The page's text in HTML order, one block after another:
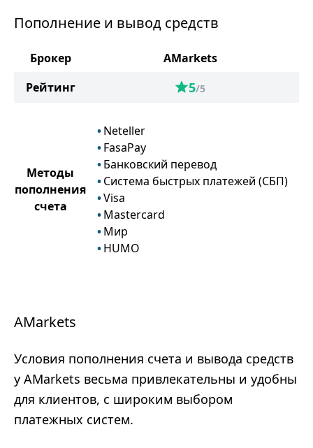
Пополнение и вывод средств
Брокер
AMarkets
Рейтинг
5/5
Методы
пополнения
счета
Neteller
FasaPay
Банковский перевод
Система быстрых платежей (СБП)
Visa
Mastercard
Мир
HUMO
AMarkets
Условия пополнения счета и вывода средств
у AMarkets весьма привлекательны и удобны
для клиентов, с широким выбором
платежных систем.